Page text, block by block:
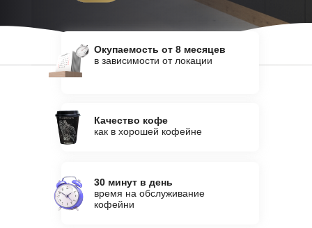
Качество кофе
как в хорошей кофейне
30 минут в день
время на обслуживание
кофейни
Окупаемость от 8 месяцев
в зависимости от локации